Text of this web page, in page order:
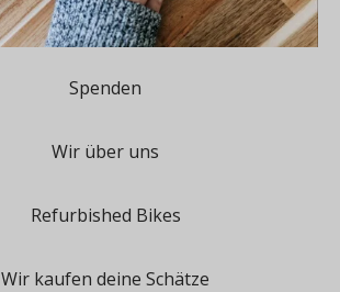
Spenden
Wir über uns
Refurbished Bikes
Wir kaufen deine Schätze